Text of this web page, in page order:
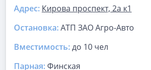
Адрес: Кирова проспект, 2а к1
Остановка:АТП ЗАО Агро-Авто
Вместимость:до 10 чел
Парная:Финская